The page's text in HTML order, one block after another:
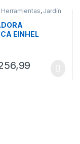
Herramientas, Jardín
EINHEL